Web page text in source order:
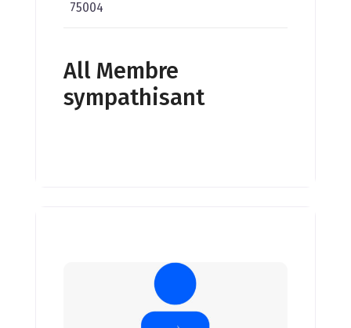
75004
All Membre
sympathisant